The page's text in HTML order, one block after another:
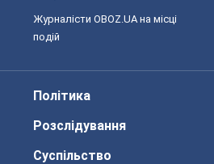
Журналісти OBOZ.UA на місці
подій
Політика
Розслідування
Суспільство